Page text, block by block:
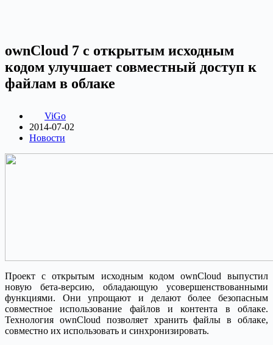
ownCloud 7 с открытым исходным
кодом улучшает совместный доступ к
файлам в облаке
ViGo
2014-07-02
Новости
Проект с открытым исходным кодом ownCloud выпустил
новую бета-версию, обладающую усовершенствованными
функциями. Они упрощают и делают более безопасным
совместное использование файлов и контента в облаке.
Технология ownCloud позволяет хранить файлы в облаке,
совместно их использовать и синхронизировать.